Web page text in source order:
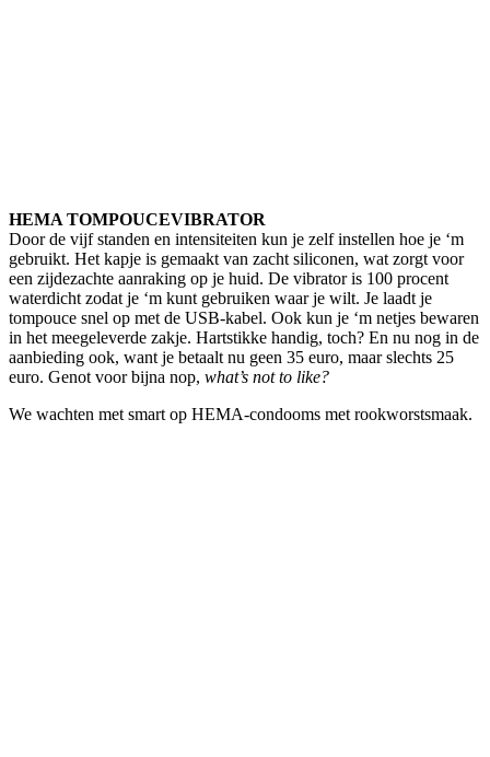
HEMA TOMPOUCEVIBRATOR
Door de vijf standen en intensiteiten kun je zelf instellen hoe je ‘m
gebruikt. Het kapje is gemaakt van zacht siliconen, wat zorgt voor
een zijdezachte aanraking op je huid. De vibrator is 100 procent
waterdicht zodat je ‘m kunt gebruiken waar je wilt. Je laadt je
tompouce snel op met de USB-kabel. Ook kun je ‘m netjes bewaren
in het meegeleverde zakje. Hartstikke handig, toch? En nu nog in de
aanbieding ook, want je betaalt nu geen 35 euro, maar slechts 25
euro. Genot voor bijna nop, what’s not to like?
We wachten met smart op HEMA-condooms met rookworstsmaak.